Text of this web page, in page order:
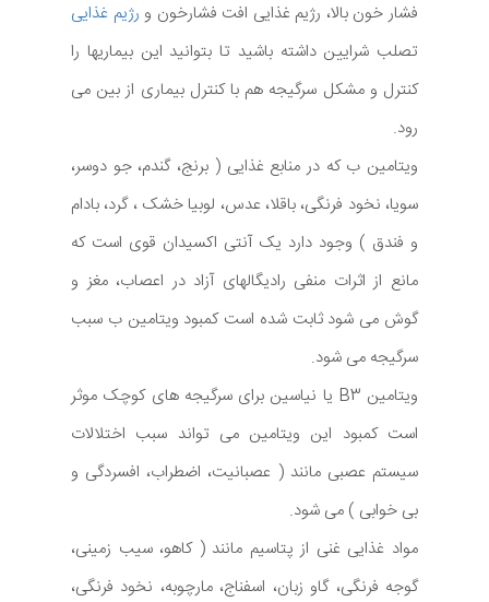
فشار خون بالا، رژیم غذایی افت فشارخون و رژیم غذایی
تصلب شرایین داشته باشید تا بتوانید این بیماریها را
کنترل و مشکل سرگیجه هم با کنترل بیماری از بین می
رود.
ویتامین ب که در منابع غذایی ( برنج، گندم، جو دوسر،
سویا، نخود فرنگی، باقلا، عدس، لوبیا خشک ، گرد، بادام
و فندق ) وجود دارد یک آنتی اکسیدان قوی است که
مانع از اثرات منفی رادیگالهای آزاد در اعصاب، مغز و
گوش می شود ثابت شده است کمبود ویتامین ب سبب
سرگیجه می شود.
ویتامین B3 یا نیاسین برای سرگیجه های کوچک موثر
است کمبود این ویتامین می تواند سبب اختلالات
سیستم عصبی مانند ( عصبانیت، اضطراب، افسردگی و
بی خوابی ) می شود.
مواد غذایی غنی از پتاسیم مانند ( کاهو، سیب زمینی،
گوجه فرنگی، گاو زبان، اسفناج، مارچوبه، نخود فرنگی،